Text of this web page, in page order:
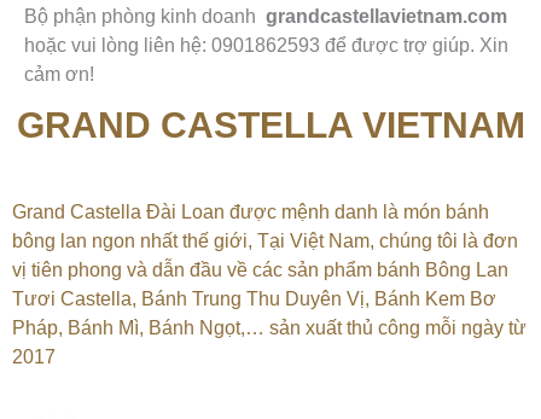
Bộ phận phòng kinh doanh grandcastellavietnam.com
hoặc vui lòng liên hệ: 0901862593 để được trợ giúp. Xin
cảm ơn!
GRAND CASTELLA VIETNAM
Grand Castella Đài Loan được mệnh danh là món bánh
bông lan ngon nhất thế giới, Tại Việt Nam, chúng tôi là đơn
vị tiên phong và dẫn đầu về các sản phẩm bánh Bông Lan
Tươi Castella, Bánh Trung Thu Duyên Vị, Bánh Kem Bơ
Pháp, Bánh Mì, Bánh Ngọt,… sản xuất thủ công mỗi ngày từ
2017